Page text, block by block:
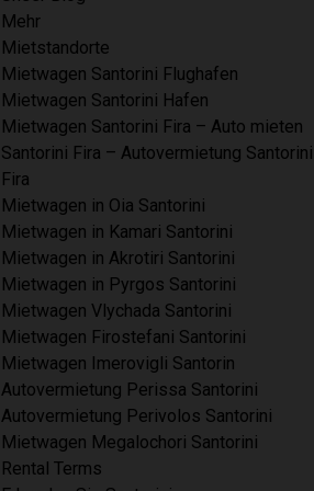
Mehr
Mietstandorte
Mietwagen Santorini Flughafen
Mietwagen Santorini Hafen
Mietwagen Santorini Fira – Auto mieten
Santorini Fira – Autovermietung Santorini
Fira
Mietwagen in Oia Santorini
Mietwagen in Kamari Santorini
Mietwagen in Akrotiri Santorini
Mietwagen in Pyrgos Santorini
Mietwagen Vlychada Santorini
Mietwagen Firostefani Santorini
Mietwagen Imerovigli Santorin
Autovermietung Perissa Santorini
Autovermietung Perivolos Santorini
Mietwagen Megalochori Santorini
Rental Terms